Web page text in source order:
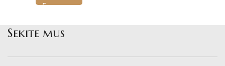
Sekite mus